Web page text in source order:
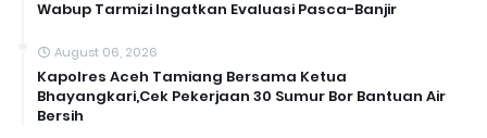
Wabup Tarmizi Ingatkan Evaluasi Pasca-Banjir
August 06, 2026
Kapolres Aceh Tamiang Bersama Ketua
Bhayangkari,Cek Pekerjaan 30 Sumur Bor Bantuan Air
Bersih